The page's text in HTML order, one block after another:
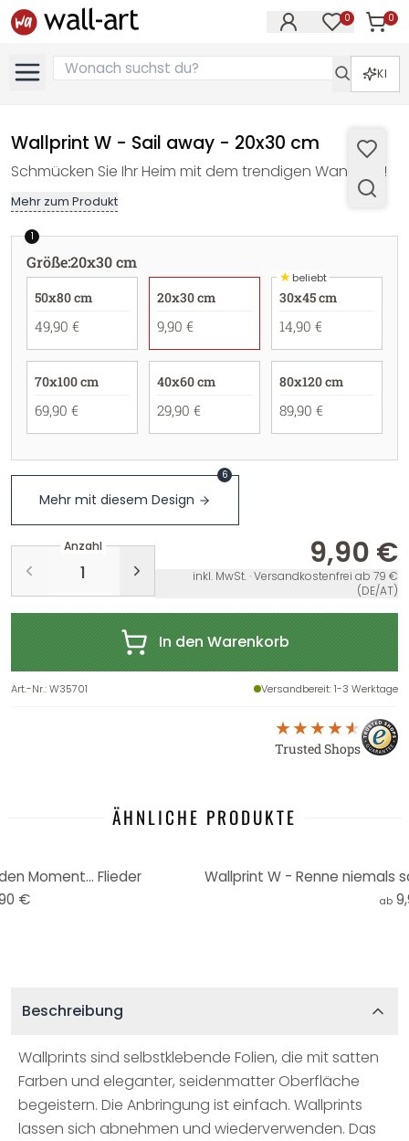
0 0
KI
Wallprint W - Sail away - 20x30 cm
Schmücken Sie Ihr Heim mit dem trendigen Wandbild!
Mehr zum Produkt
1
Größe:20x30 cm
50x80 cm
49,90 €
20x30 cm
9,90 €
★beliebt
30x45 cm
14,90 €
70x100 cm
69,90 €
40x60 cm
29,90 €
80x120 cm
89,90 €
Mehr mit diesem Design
6
Anzahl 9,90 €
inkl. MwSt. · Versandkostenfrei ab 79 €
(DE/AT)
In den Warenkorb
Art.-Nr.:W35701 Versandbereit: 1-3 Werktage
Trusted Shops
ÄHNLICHE PRODUKTE
Moment... Flieder
€
ab
Beschreibung
Wallprints sind selbstklebende Folien, die mit satten
Farben und eleganter, seidenmatter Oberfläche
begeistern. Die Anbringung ist einfach. Wallprints
lassen sich abnehmen und wiederverwenden. Das